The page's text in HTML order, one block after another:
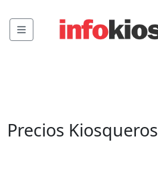
Menu
Precios Kiosqueros